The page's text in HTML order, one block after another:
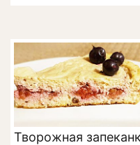
Творожная